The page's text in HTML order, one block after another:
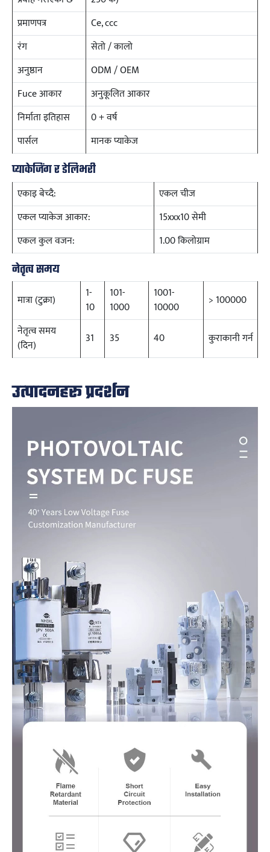
प्रमाणपत्र
Ce, ccc
रंग
सेतो / कालो
अनुष्ठान
ODM / OEM
Fuce आकार
अनुकूलित आकार
निर्माता इतिहास
0 + वर्ष
पार्सल
मानक प्याकेज
प्याकेजिंग र डेलिभरी
एकाइ बेच्दै:
एकल चीज
एकल प्याकेज आकार:
15xxx10 सेमी
एकल कुल वजन:
1.00 किलोग्राम
नेतृत्व समय
मात्रा (टुक्रा)
1-
10
101-
1000
1001-
10000
> 100000
नेतृत्व समय
(दिन)
31 35 40 कुराकानी गर्न
उत्पादनहरू प्रदर्शन